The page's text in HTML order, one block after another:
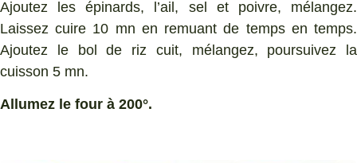
Ajoutez les épinards, l’ail, sel et poivre, mélangez.
Laissez cuire 10 mn en remuant de temps en temps.
Ajoutez le bol de riz cuit, mélangez, poursuivez la
cuisson 5 mn.
Allumez le four à 200°.